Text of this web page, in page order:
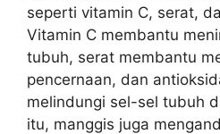
seperti vitamin C, serat,
Vitamin C membantu
tubuh, serat membantu
pencernaan, dan
melindungi sel-sel tubuh
itu, manggis juga